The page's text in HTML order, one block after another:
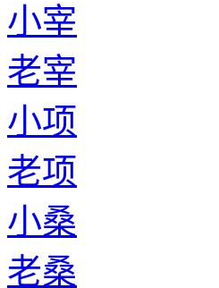
小宰
老宰
小项
老项
小桑
老桑